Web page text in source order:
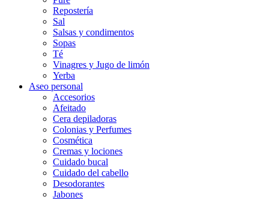
Repostería
Sal
Salsas y condimentos
Sopas
Té
Vinagres y Jugo de limón
Yerba
Aseo personal
Accesorios
Afeitado
Cera depiladoras
Colonias y Perfumes
Cosmética
Cremas y lociones
Cuidado bucal
Cuidado del cabello
Desodorantes
Jabones